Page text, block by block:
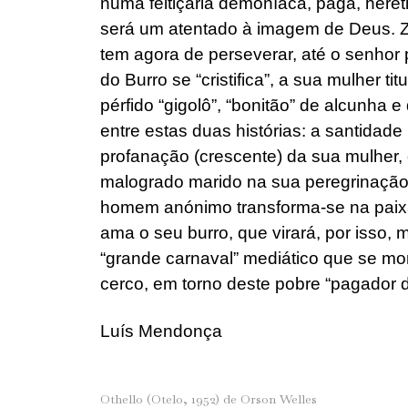
será um atentado à imagem de Deus.
tem agora de perseverar, até o
do Burro se “cristifica”, a sua mulher
pérfido “gigolô”, “bonitão” de alcunha
entre estas duas histórias: a
profanação (crescente) da sua
malogrado marido na sua
homem anónimo transforma-se na
ama o seu burro, que virará, por isso,
“grande carnaval” mediático que se
cerco, em torno deste pobre “pagador
Luís Mendonça
Othello (Otelo, 1952) de Orson Welles